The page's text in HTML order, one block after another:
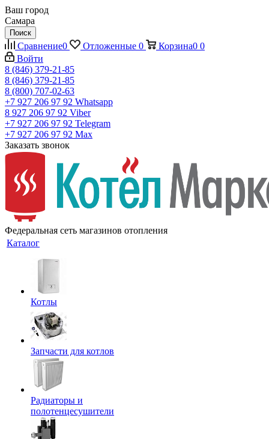
Ваш город
Самара
Поиск
Сравнение0 Отложенные 0 Корзина0 0
Войти
8 (846) 379-21-85
8 (846) 379-21-85
8 (800) 707-02-63
+7 927 206 97 92 Whatsapp
8 927 206 97 92 Viber
+7 927 206 97 92 Telegram
+7 927 206 97 92 Max
Заказать звонок
Федеральная сеть магазинов отопления
Каталог
Котлы
Запчасти для котлов
Радиаторы и
полотенцесушители